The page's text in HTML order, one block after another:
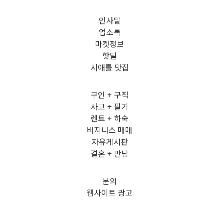
인사말
업소록
마켓정보
핫딜
시애틀 맛집
구인 + 구직
사고 + 팔기
렌트 + 하숙
비지니스 매매
자유게시판
결혼 + 만남
문의
웹사이트 광고